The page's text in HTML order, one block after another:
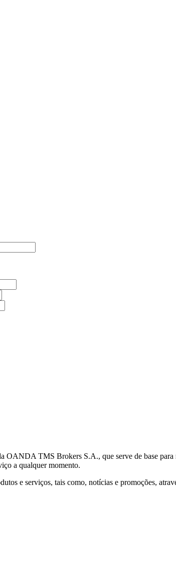
OANDA TMS Brokers S.A., que serve de base para
a qualquer momento.
e serviços, tais como, notícias e promoções,